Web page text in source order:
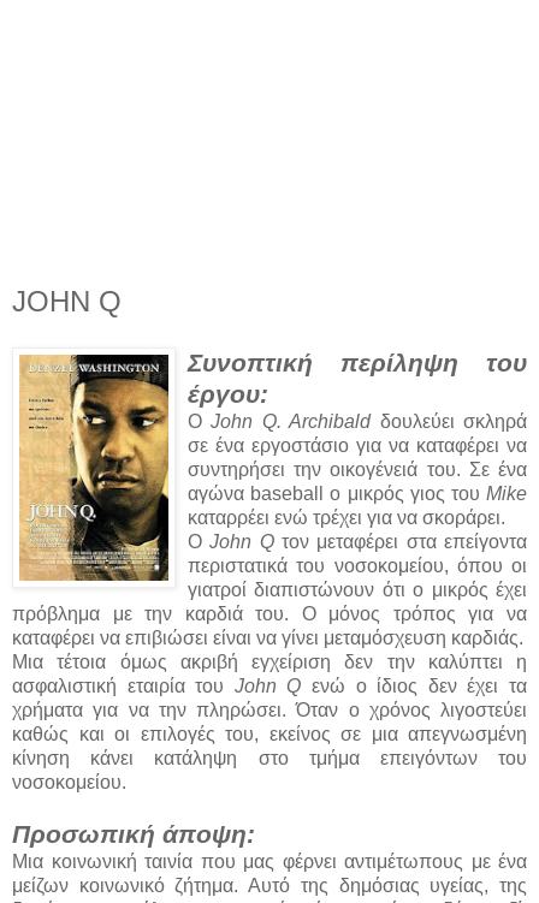
JOHN Q
Συνοπτική περίληψη του
έργου:
ΟJohn Q. Archibaldδουλεύει σκληρά
σε ένα εργοστάσιο για να καταφέρει να
συντηρήσει την οικογένειά του. Σε ένα
αγώνα baseball ο μικρός γιος του Mike
καταρρέει ενώ τρέχει για να σκοράρει.
ΟJohn Qτον μεταφέρει στα επείγοντα
περιστατικά του νοσοκομείου, όπου οι
γιατροί διαπιστώνουν ότι ο μικρός έχει
πρόβλημα με την καρδιά του. Ο μόνος τρόπος για να
καταφέρει να επιβιώσει είναι να γίνει μεταμόσχευση καρδιάς.
Μια τέτοια όμως ακριβή εγχείριση δεν την καλύπτει η
ασφαλιστική εταιρία του John Qενώ ο ίδιος δεν έχει τα
χρήματα για να την πληρώσει. Όταν ο χρόνος λιγοστεύει
καθώς και οι επιλογές του, εκείνος σε μια απεγνωσμένη
κίνηση κάνει κατάληψη στο τμήμα επειγόντων του
νοσοκομείου.
Προσωπική άποψη:
Μια κοινωνική ταινία που μας φέρνει αντιμέτωπους με ένα
μείζων κοινωνικό ζήτημα. Αυτό της δημόσιας υγείας, της